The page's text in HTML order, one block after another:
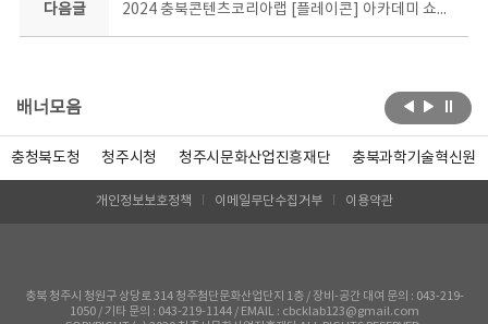
다음글 2024 충북콘텐츠코리아랩 [플레이콘] 아카데미 쇼케이스 진행 안내
배너모음
충청북도청 청주시청 청주시문화산업진흥재단 충북과학기술혁신원
개인정보보호정책 이메일무단수집거부 이용약관
충북 청주시 청원구 상당로 314 청주첨단문화산업단지 1층 / 장비-공간 대여 문의 : 043-219-
1050 / 기타 문의 : 043-219-1144 / EMAIL : cbcklab123@gmail.com